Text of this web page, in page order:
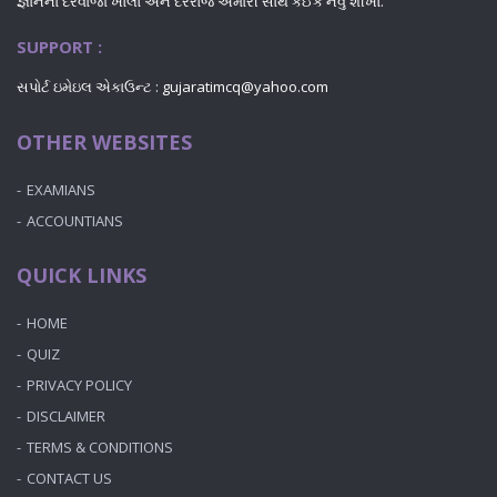
SUPPORT :
સપોર્ટ ઇમેઇલ એકાઉન્ટ : gujaratimcq@yahoo.com
OTHER WEBSITES
EXAMIANS
ACCOUNTIANS
QUICK LINKS
HOME
QUIZ
PRIVACY POLICY
DISCLAIMER
TERMS & CONDITIONS
CONTACT US